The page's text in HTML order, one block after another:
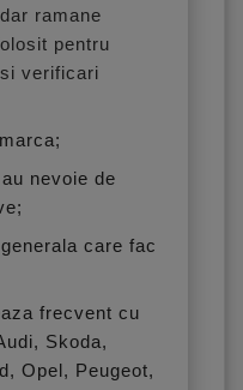
ramane
pentru
verificari
nevoie de
care fac
frecvent cu
Skoda,
Opel, Peugeot,